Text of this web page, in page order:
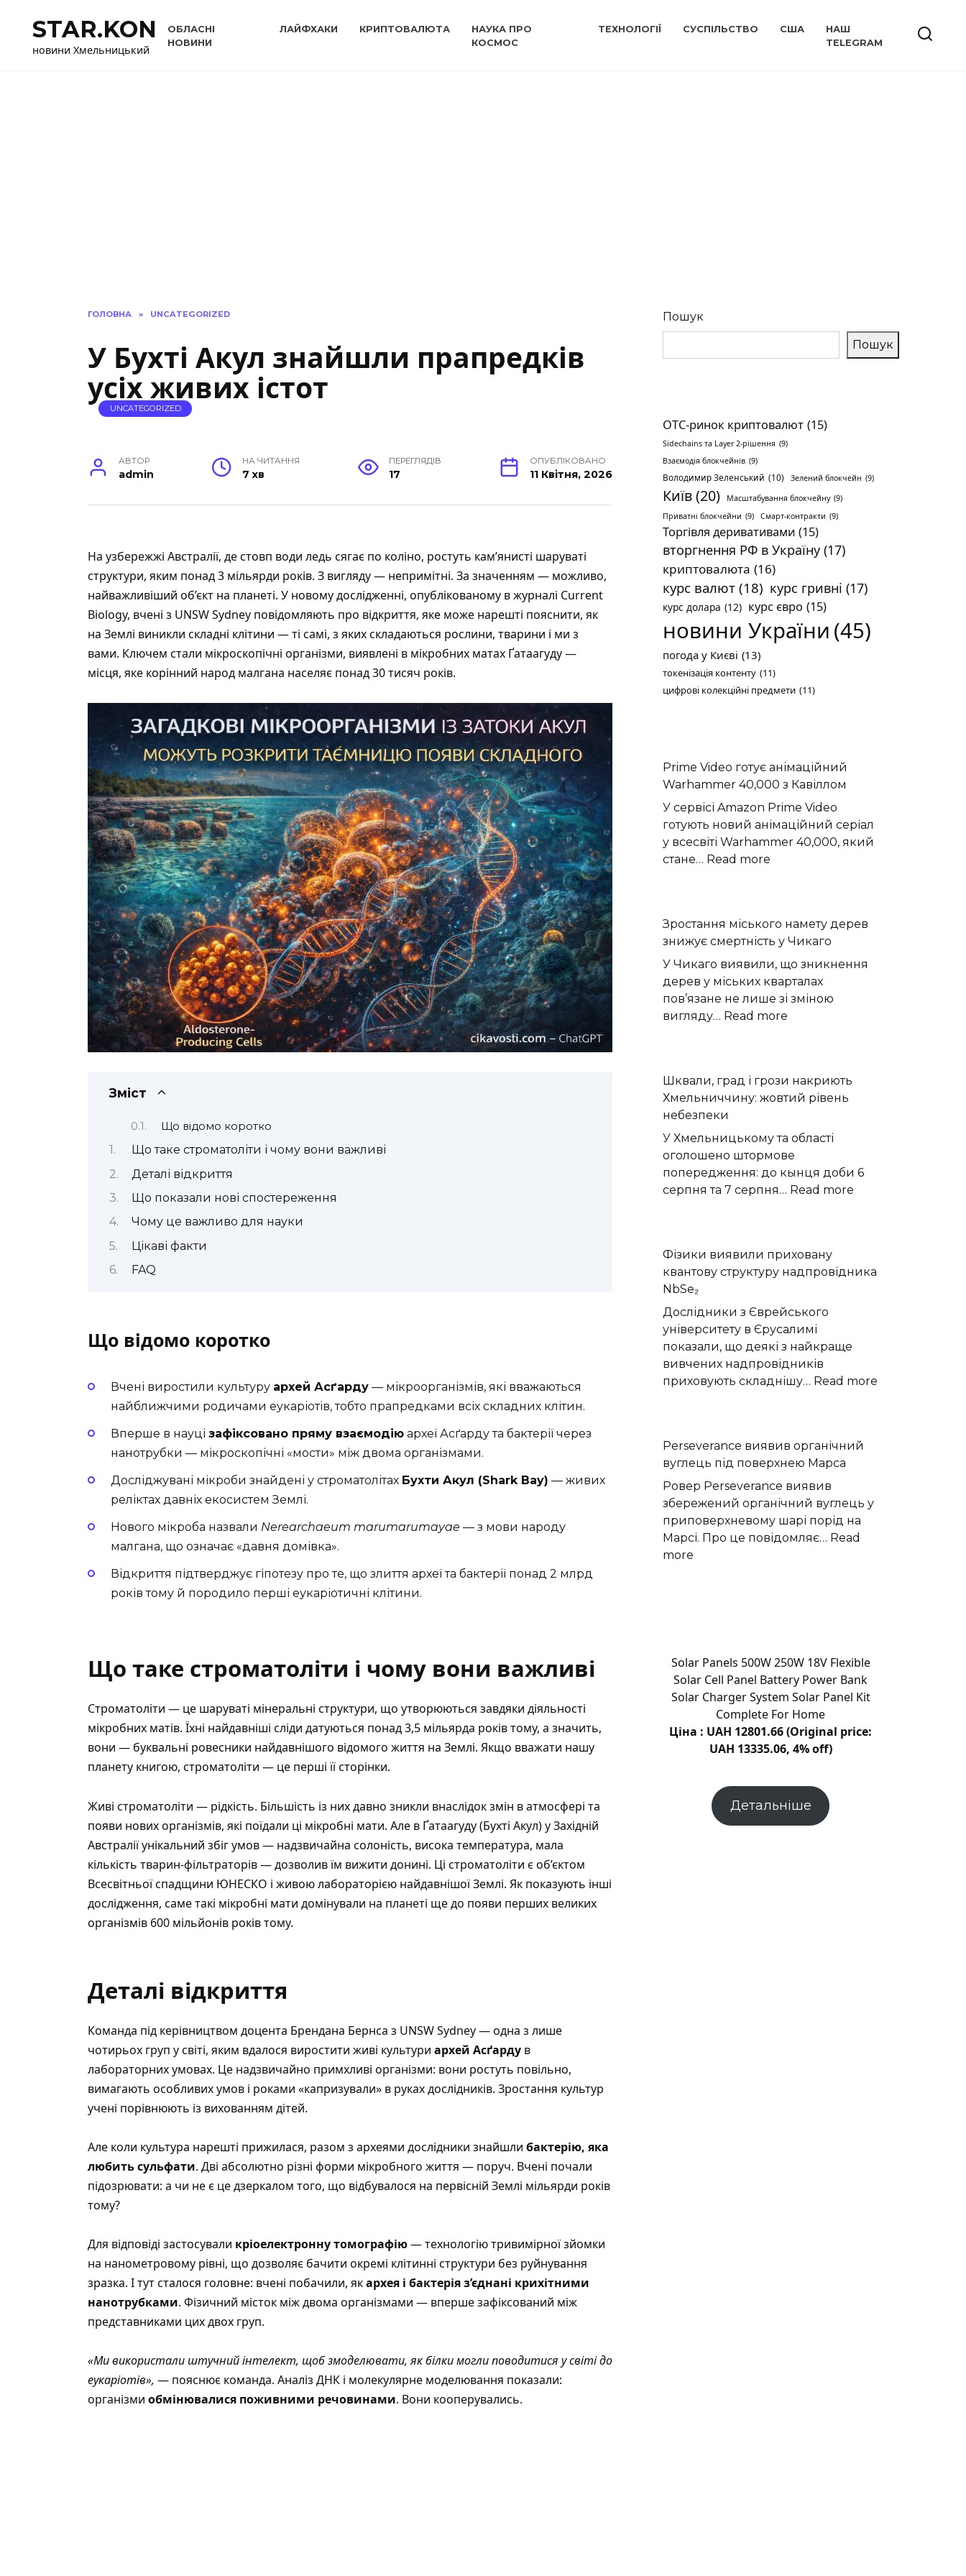
вмістуSTAR.KON
новини Хмельницький
ОБЛАСНІ
НОВИНИ
ЛАЙФХАКИ КРИПТОВАЛЮТА
НАУКА ПРО
КОСМОС
ТЕХНОЛОГІЇ СУСПІЛЬСТВО США
НАШ
TELEGRAM
ГОЛОВНА » UNCATEGORIZED
У Бухті Акул знайшли прапредків
усіх живих істот
UNCATEGORIZED
АВТОР
admin
НА ЧИТАННЯ
7 хв
ПЕРЕГЛЯДІВ
17
ОПУБЛІКОВАНО
11 Квітня, 2026
На узбережжі Австралії, де стовп води ледь сягає по коліно, ростуть кам’янисті шаруваті
структури, яким понад 3 мільярди років. З вигляду — непримітні. За значенням — можливо,
найважливіший об’єкт на планеті. У новому дослідженні, опублікованому в журналі Current
Biology, вчені з UNSW Sydney повідомляють про відкриття, яке може нарешті пояснити, як
на Землі виникли складні клітини — ті самі, з яких складаються рослини, тварини і ми з
вами. Ключем стали мікроскопічні організми, виявлені в мікробних матах Ґатаагуду —
місця, яке корінний народ малгана населяє понад 30 тисяч років.
Зміст
Що відомо коротко
Що таке строматоліти і чому вони важливі
Деталі відкриття
Що показали нові спостереження
Чому це важливо для науки
Цікаві факти
FAQ
Що відомо коротко
Вчені виростили культуру архей Асґарду — мікроорганізмів, які вважаються
найближчими родичами еукаріотів, тобто прапредками всіх складних клітин.
Вперше в науці зафіксовано пряму взаємодію археї Асґарду та бактерії через
нанотрубки — мікроскопічні «мости» між двома організмами.
Досліджувані мікроби знайдені у строматолітах Бухти Акул (Shark Bay) — живих
реліктах давніх екосистем Землі.
Нового мікроба назвали Nerearchaeum marumarumayae — з мови народу
малгана, що означає «давня домівка».
Відкриття підтверджує гіпотезу про те, що злиття археї та бактерії понад 2 млрд
років тому й породило перші еукаріотичні клітини.
Що таке строматоліти і чому вони важливі
Строматоліти — це шаруваті мінеральні структури, що утворюються завдяки діяльності
мікробних матів. Їхні найдавніші сліди датуються понад 3,5 мільярда років тому, а значить,
вони — буквальні ровесники найдавнішого відомого життя на Землі. Якщо вважати нашу
планету книгою, строматоліти — це перші її сторінки.
Живі строматоліти — рідкість. Більшість із них давно зникли внаслідок змін в атмосфері та
появи нових організмів, які поїдали ці мікробні мати. Але в Ґатаагуду (Бухті Акул) у Західній
Австралії унікальний збіг умов — надзвичайна солоність, висока температура, мала
кількість тварин-фільтраторів — дозволив їм вижити донині. Ці строматоліти єоб’єктом
Всесвітньої спадщини ЮНЕСКО і живою лабораторією найдавнішої Землі. Як показують інші
дослідження, саме такі мікробні мати домінували на планеті ще до появи перших великих
організмів 600 мільйонів років тому.
Деталі відкриття
Команда під керівництвом доцента Брендана Бернса з UNSW Sydney — одна з лише
чотирьох груп у світі, яким вдалося виростити живі культури архей Асґарду в
лабораторних умовах. Це надзвичайно примхливі організми: вони ростуть повільно,
вимагають особливих умов і роками «капризували» в руках дослідників. Зростання культур
учені порівнюють із вихованням дітей.
Але коли культура нарешті прижилася, разом з археями дослідники знайшли бактерію, яка
любить сульфати. Дві абсолютно різні форми мікробного життя — поруч. Вчені почали
підозрювати: а чи не є це дзеркалом того, що відбувалося на первісній Землі мільярди років
тому?
Для відповіді застосували кріоелектронну томографію— технологію тривимірної зйомки
на нанометровому рівні, що дозволяє бачити окремі клітинні структури без руйнування
зразка. І тут сталося головне: вчені побачили, якархея і бактерія з’єднані крихітними
нанотрубками. Фізичний місток між двома організмами — вперше зафіксований між
представниками цих двох груп.
«Ми використали штучний інтелект, щоб змоделювати, як білки могли поводитися у світі до
еукаріотів», — пояснює команда. Аналіз ДНК і молекулярне моделювання показали:
організми обмінювалися поживними речовинами. Вони кооперувались.
Пошук
Пошук
OTC-ринок криптовалют (15)
Sidechains та Layer 2-рішення (9)
Взаємодія блокчейнів (9)
Володимир Зеленський (10) Зелений блокчейн (9)
Київ(20) Масштабування блокчейну (9)
Приватні блокчейни (9) Смарт-контракти (9)
Торгівля деривативами (15)
вторгнення РФ в Україну (17)
криптовалюта (16)
курс валют (18) курс гривні (17)
курс долара (12) курс євро (15)
новини України (45)
погода у Києві (13)
токенізація контенту (11)
цифрові колекційні предмети (11)
Prime Video готує анімаційний
Warhammer 40,000 з Кавіллом
У сервісі Amazon Prime Video
готують новий анімаційний серіал
у всесвіті Warhammer 40,000, який
стане… Read more
анімаційний
Warhammer
40,000
з
Кавіллом
Зростання міського намету дерев
знижує смертність у Чикаго
У Чикаго виявили, що зникнення
дерев у міських кварталах
пов’язане не лише зі зміною
вигляду… Read more
дерев
знижує
у
Чикаго
Шквали, град і грози накриють
Хмельниччину: жовтий рівень
небезпеки
У Хмельницькому та області
оголошено штормове
попередження: до кынця доби 6
серпня та 7 серпня… Read more
накриють
Фізики виявили приховану
квантову структуру надпровідника
NbSe₂
Дослідники з Єврейського
університету в Єрусалимі
показали, що деякі з найкраще
вивчених надпровідників
приховують складнішу… Read more
Perseverance виявив органічний
вуглець під поверхнею Марса
Ровер Perseverance виявив
збережений органічний вуглець у
приповерхневому шарі порід на
Марсі. Про це повідомляє… Read
more
поверхнею
Марса
Solar Panels 500W 250W 18V Flexible
Solar Cell Panel Battery Power Bank
Solar Charger System Solar Panel Kit
Complete For Home
Ціна : UAH 12801.66 (Original price:
UAH 13335.06, 4% off)
Детальніше